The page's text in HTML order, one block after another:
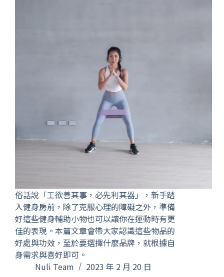
俗話說「工欲善其事，必先利其器」，新手踏
入健身房前，除了克服心理的障礙之外，準備
好這些健身輔助小物也可以讓你在運動時有更
佳的表現。本篇文章會帶大家認識這些物品的
好處與功效，至於要選擇什麼品牌，就根據自
身需求與喜好即可。
Nuli Team
2023 年 2 月 20 日